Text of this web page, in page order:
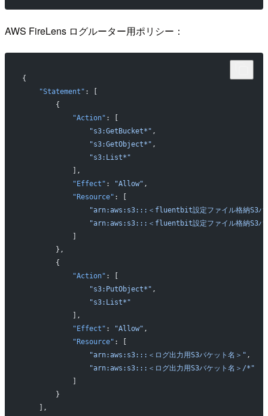
AWS FireLens ログルーター用ポリシー：
{
    "Statement"
: [
        {
            "Action"
: [
                "s3:GetBucket*"
,
                "s3:GetObject*"
,
                "s3:List*"
            ],
            "Effect"
: "Allow" ,
            "Resource"
: [
"arn:aws:s3:::＜fluentbit設定ファイル格納S3バ
"arn:aws:s3:::＜fluentbit設定ファイル格納S3バ
        },
        {
            "Action"
: [
                "s3:PutObject*"
,
                "s3:List*"
            ],
            "Effect"
: "Allow" ,
            "Resource"
: [
                "arn:aws:s3:::＜ログ出力用S3バケット名＞"
,
                "arn:aws:s3:::＜ログ出力用S3バケット名＞/*"
        }
    ],